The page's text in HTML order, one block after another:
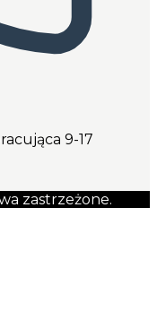
9-17
zastrzeżone.